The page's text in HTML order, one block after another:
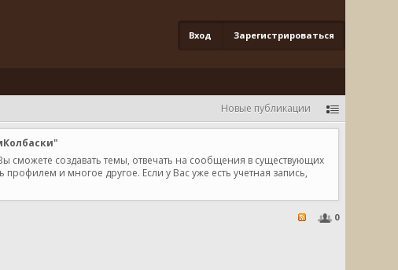
Вход Зарегистрироваться
Новые публикации
сможете создавать темы, отвечать на сообщения в существующих
и многое другое. Если у Вас уже есть учетная запись,
0